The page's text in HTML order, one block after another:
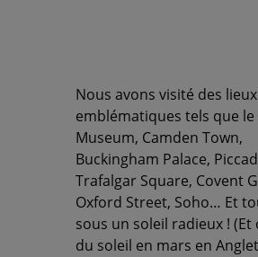
Nous avons visité des lieux
emblématiques tels que
Museum, Camden Town,
Buckingham Palace,
Trafalgar Square, Covent
Oxford Street, Soho… Et
sous un soleil radieux ! (Et
du soleil en mars en